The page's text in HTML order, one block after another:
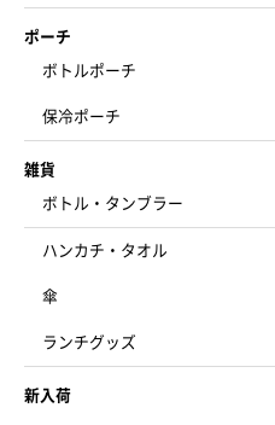
ポーチ
ボトルポーチ
保冷ポーチ
雑貨
ボトル・タンブラー
ハンカチ・タオル
傘
ランチグッズ
新入荷